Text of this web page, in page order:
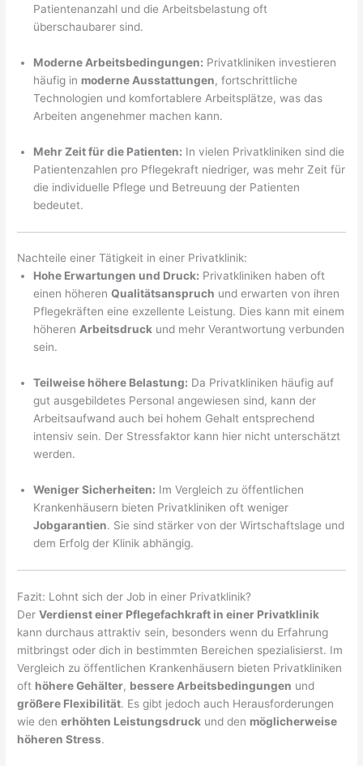
Patientenanzahl und die Arbeitsbelastung oft
überschaubarer sind.
Moderne Arbeitsbedingungen: Privatkliniken investieren
häufig in moderne Ausstattungen, fortschrittliche
Technologien und komfortablere Arbeitsplätze, was das
Arbeiten angenehmer machen kann.
Mehr Zeit für die Patienten: In vielen Privatkliniken sind die
Patientenzahlen pro Pflegekraft niedriger, was mehr Zeit für
die individuelle Pflege und Betreuung der Patienten
bedeutet.
Nachteile einer Tätigkeit in einer Privatklinik:
Hohe Erwartungen und Druck: Privatkliniken haben oft
einen höherenQualitätsanspruch und erwarten von ihren
Pflegekräften eine exzellente Leistung. Dies kann mit einem
höherenArbeitsdruck und mehr Verantwortung verbunden
sein.
Teilweise höhere Belastung: Da Privatkliniken häufig auf
gut ausgebildetes Personal angewiesen sind, kann der
Arbeitsaufwand auch bei hohem Gehalt entsprechend
intensiv sein. Der Stressfaktor kann hier nicht unterschätzt
werden.
Weniger Sicherheiten: Im Vergleich zu öffentlichen
Krankenhäusern bieten Privatkliniken oft weniger
Jobgarantien. Sie sind stärker von der Wirtschaftslage und
dem Erfolg der Klinik abhängig.
Fazit: Lohnt sich der Job in einer Privatklinik?
DerVerdienst einer Pflegefachkraft in einer Privatklinik
kann durchaus attraktiv sein, besonders wenn du Erfahrung
mitbringst oder dich in bestimmten Bereichen spezialisierst. Im
Vergleich zu öffentlichen Krankenhäusern bieten Privatkliniken
oft höhere Gehälter, bessere Arbeitsbedingungen und
größere Flexibilität. Es gibt jedoch auch Herausforderungen
wie denerhöhten Leistungsdruck und den möglicherweise
höheren Stress.